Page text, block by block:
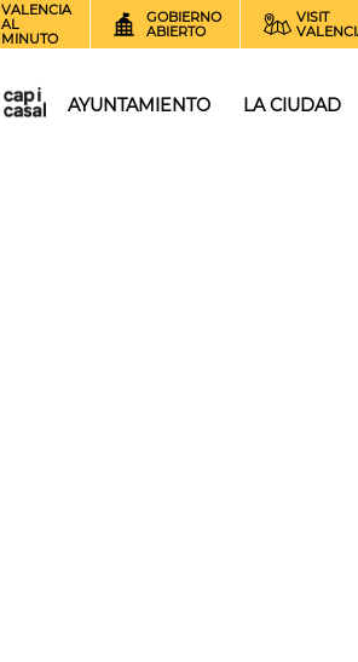
VALENCIA
AL
MINUTO
GOBIERNO
ABIERTO
VISIT
AYUNTAMIENTO LA CIUDAD